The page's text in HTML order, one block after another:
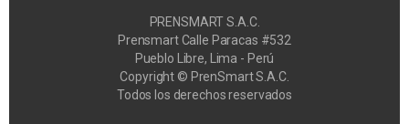
PRENSMART S.A.C.
Prensmart Calle Paracas #532
Pueblo Libre, Lima - Perú
Copyright © PrenSmart S.A.C.
Todos los derechos reservados